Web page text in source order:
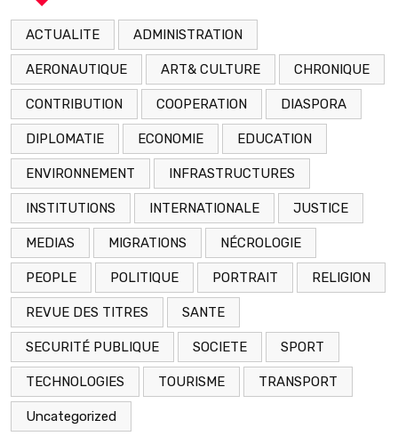
ACTUALITE ADMINISTRATION
AERONAUTIQUE ART& CULTURE CHRONIQUE
CONTRIBUTION COOPERATION DIASPORA
DIPLOMATIE ECONOMIE EDUCATION
ENVIRONNEMENT INFRASTRUCTURES
INSTITUTIONS INTERNATIONALE JUSTICE
MEDIAS MIGRATIONS NÉCROLOGIE
PEOPLE POLITIQUE PORTRAIT RELIGION
REVUE DES TITRES SANTE
SECURITÉ PUBLIQUE SOCIETE SPORT
TECHNOLOGIES TOURISME TRANSPORT
Uncategorized